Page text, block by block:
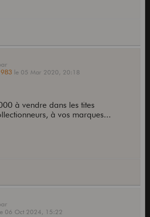
le 05 Mar 2020, 20:18
à vendre dans les tites
à vos marques...
06 Oct 2024, 15:22